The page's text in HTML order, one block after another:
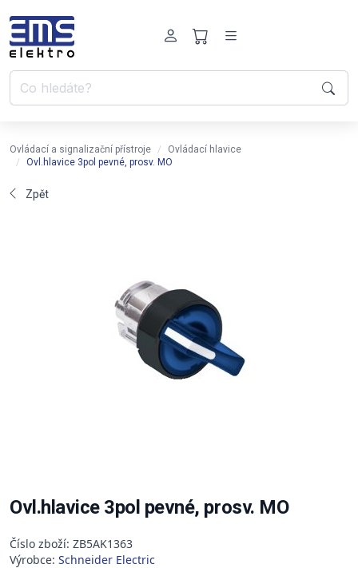
Ovládací a signalizační přístroje
Ovládací hlavice
Ovl.hlavice 3pol pevné, prosv. MO
Zpět
Ovl.hlavice 3pol pevné, prosv. MO
Číslo zboží: ZB5AK1363
Výrobce: Schneider Electric